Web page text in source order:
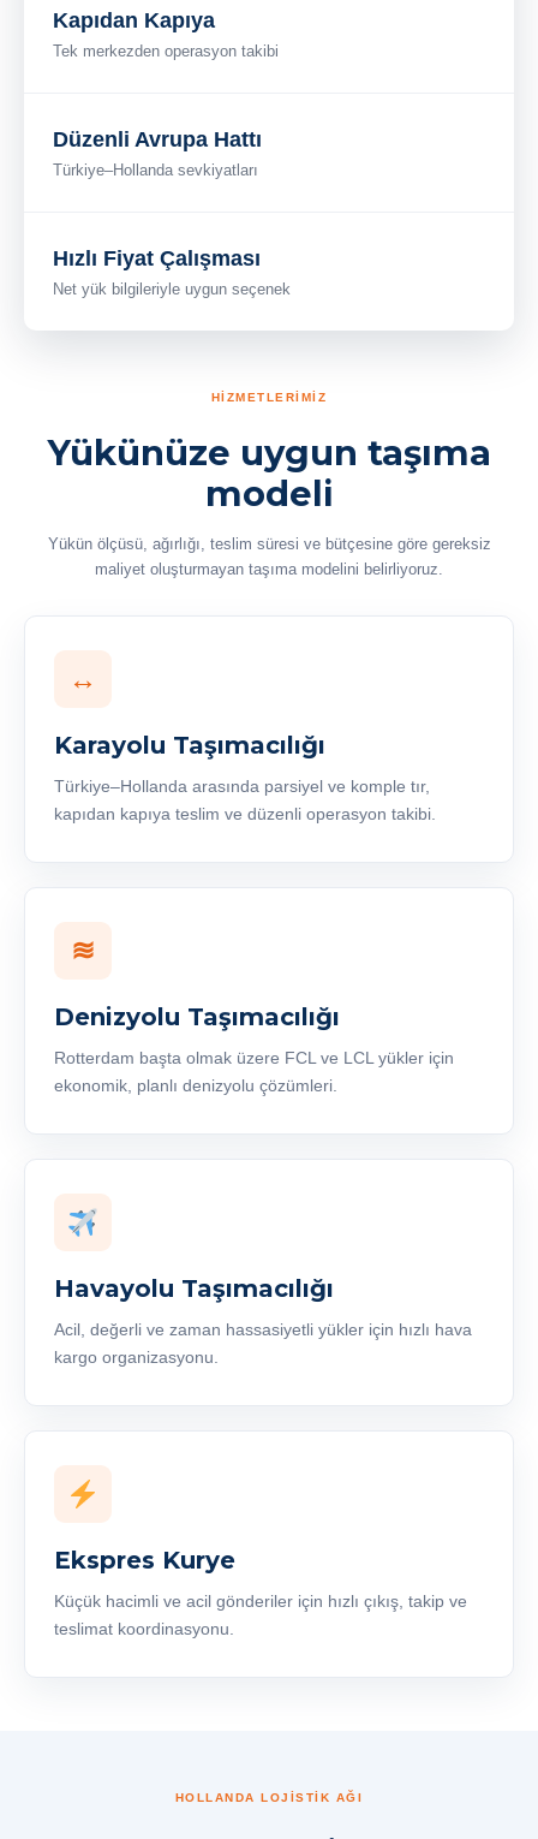
Kapıdan Kapıya
Tek merkezden operasyon takibi
Düzenli Avrupa Hattı
Türkiye–Hollanda sevkiyatları
Hızlı Fiyat Çalışması
Net yük bilgileriyle uygun seçenek
HİZMETLERİMİZ
Yükünüze uygun taşıma
modeli
Yükün ölçüsü, ağırlığı, teslim süresi ve bütçesine göre gereksiz
maliyet oluşturmayan taşıma modelini belirliyoruz.
↔
Karayolu Taşımacılığı
Türkiye–Hollanda arasında parsiyel ve komple tır,
kapıdan kapıya teslim ve düzenli operasyon takibi.
≋
Denizyolu Taşımacılığı
Rotterdam başta olmak üzere FCL ve LCL yükler için
ekonomik, planlı denizyolu çözümleri.
Havayolu Taşımacılığı
Acil, değerli ve zaman hassasiyetli yükler için hızlı hava
kargo organizasyonu.
Ekspres Kurye
Küçük hacimli ve acil gönderiler için hızlı çıkış, takip ve
teslimat koordinasyonu.
HOLLANDA LOJİSTİK AĞI